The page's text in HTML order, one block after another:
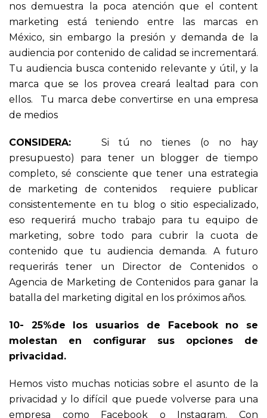
nos demuestra la poca atención que el content
marketing está teniendo entre las marcas en
México, sin embargo la presión y demanda de la
audiencia por contenido de calidad se incrementará.
Tu audiencia busca contenido relevante y útil, y la
marca que se los provea creará lealtad para con
ellos. Tu marca debe convertirse en una empresa
de medios
CONSIDERA:
Si tú no tienes (o no hay
presupuesto) para tener un blogger de tiempo
completo, sé consciente que tener una estrategia
de marketing de contenidos requiere publicar
consistentemente en tu blog o sitio especializado,
eso requerirá mucho trabajo para tu equipo de
marketing, sobre todo para cubrir la cuota de
contenido que tu audiencia demanda. A futuro
requerirás tener un Director de Contenidos o
Agencia de Marketing de Contenidos para ganar la
batalla del marketing digital en los próximos años.
10- 25%de los usuarios de Facebook no se
molestan en configurar sus opciones de
privacidad.
Hemos visto muchas noticias sobre el asunto de la
privacidad y lo difícil que puede volverse para una
empresa como Facebook o Instagram. Con